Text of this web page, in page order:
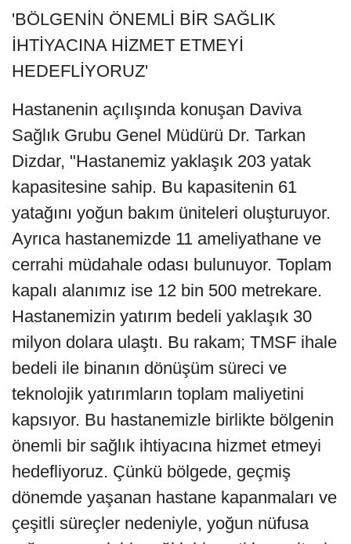
'BÖLGENİN ÖNEMLİ BİR SAĞLIK
İHTİYACINA HİZMET ETMEYİ
HEDEFLİYORUZ'
Hastanenin açılışında konuşan Daviva
Sağlık Grubu Genel Müdürü Dr. Tarkan
Dizdar, "Hastanemiz yaklaşık 203 yatak
kapasitesine sahip. Bu kapasitenin 61
yatağını yoğun bakım üniteleri oluşturuyor.
Ayrıca hastanemizde 11 ameliyathane ve
cerrahi müdahale odası bulunuyor. Toplam
kapalı alanımız ise 12 bin 500 metrekare.
Hastanemizin yatırım bedeli yaklaşık 30
milyon dolara ulaştı. Bu rakam; TMSF ihale
bedeli ile binanın dönüşüm süreci ve
teknolojik yatırımların toplam maliyetini
kapsıyor. Bu hastanemizle birlikte bölgenin
önemli bir sağlık ihtiyacına hizmet etmeyi
hedefliyoruz. Çünkü bölgede, geçmiş
dönemde yaşanan hastane kapanmaları ve
çeşitli süreçler nedeniyle, yoğun nüfusa